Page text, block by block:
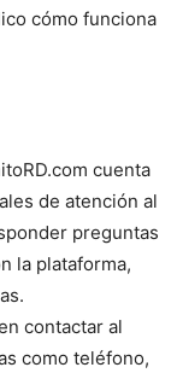
cómo funciona
cuenta
de atención al
preguntas
la plataforma,
contactar al
como teléfono,